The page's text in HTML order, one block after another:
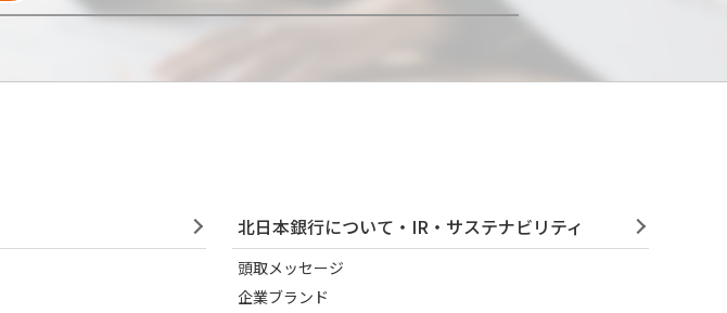
北日本銀行について・IR・サステナビリティ
頭取メッセージ
企業ブランド